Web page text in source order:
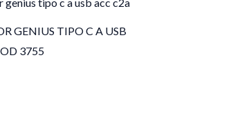
GENIUS TIPO C A USB
3755